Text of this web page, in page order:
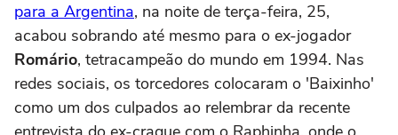
para a Argentina, na noite de terça-feira, 25,
acabou sobrando até mesmo para o ex-jogador
Romário, tetracampeão do mundo em 1994. Nas
redes sociais, os torcedores colocaram o 'Baixinho'
como um dos culpados ao relembrar da recente